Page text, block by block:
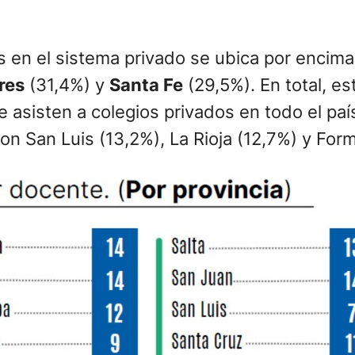
en el sistema privado se ubica por
(31,4%) y Santa Fe (29,5%). En total,
a colegios privados en todo el
San Luis (13,2%), La Rioja (12,7%) y